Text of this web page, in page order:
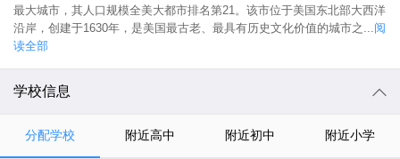
最大城市，其人口规模全美大都市排名第21。该市位于美国东北部大西洋
沿岸，创建于1630年，是美国最古老、最具有历史文化价值的城市之...阅
读全部
学校信息
分配学校 附近高中 附近初中 附近小学